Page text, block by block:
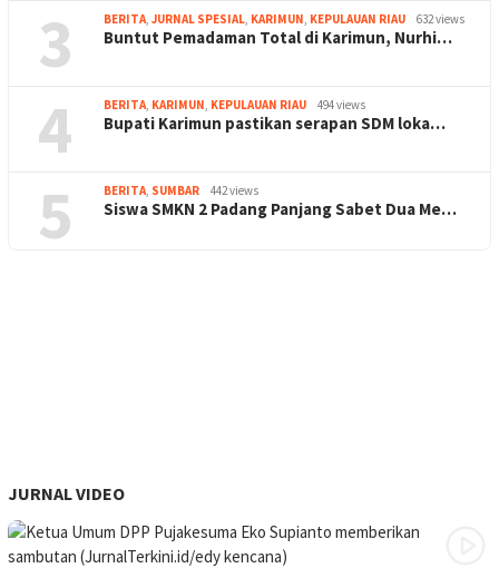
3 BERITA, JURNAL SPESIAL, KARIMUN, KEPULAUAN RIAU 632 views
Buntut Pemadaman Total di Karimun, Nurhi…
4 BERITA, KARIMUN, KEPULAUAN RIAU 494 views
Bupati Karimun pastikan serapan SDM loka…
5 BERITA, SUMBAR 442 views
Siswa SMKN 2 Padang Panjang Sabet Dua Me…
JURNAL VIDEO